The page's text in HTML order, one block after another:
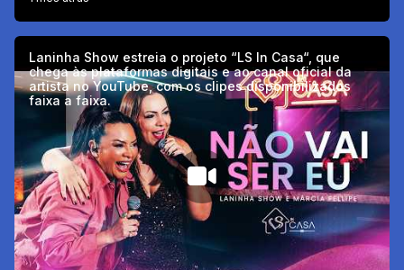
Laninha Show estreia o projeto “LS In Casa“, que
chega às plataformas digitais e ao canal oficial da
artista no YouTube, com os clipes disponibilizados
faixa a faixa.